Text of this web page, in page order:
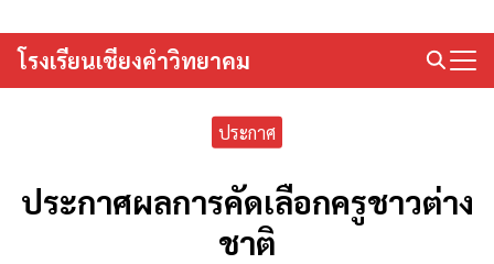
to
content
โรงเรียนเชียงคำวิทยาคม
Search
for:
ประกาศ
ประกาศผลการคัดเลือกครูชาวต่าง
ชาติ